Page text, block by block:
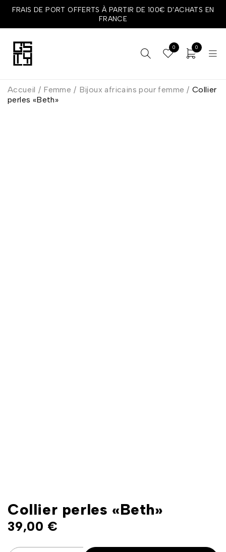
FRAIS DE PORT OFFERTS À PARTIR DE 100€ D'ACHATS EN
FRANCE
0 0
Accueil / Femme / Bijoux africains pour femme / Collier
perles «Beth»
Collier perles «Beth»
39,00 €